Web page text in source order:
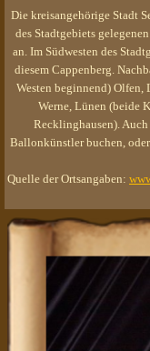
Die kreisangehörige Stadt
des Stadtgebiets
an. Im Südwesten des
diesem Cappenberg.
Westen beginnend)
Werne, Lünen (beide
Recklinghausen).
Ballonkünstler buchen,
Quelle der Ortsangaben: